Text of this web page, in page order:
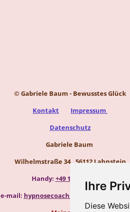
Ihre
Diese
© Gabriele Baum - Bewusstes Glück
Kontakt
Impressum
Datenschutz
Gabriele Baum
Wilhelmstraße 34, 56112 Lahnstein
Handy: +49 157 8450 2773
e-mail: